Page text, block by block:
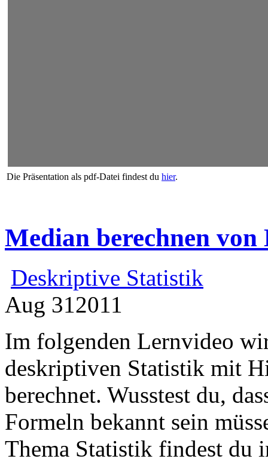
Die Präsentation als pdf-Datei findest du hier.
Median berechnen von
Deskriptive Statistik
Aug 312011
Im folgenden Lernvideo
deskriptiven Statistik mit
berechnet. Wusstest du,
Formeln bekannt sein
Thema Statistik findest du